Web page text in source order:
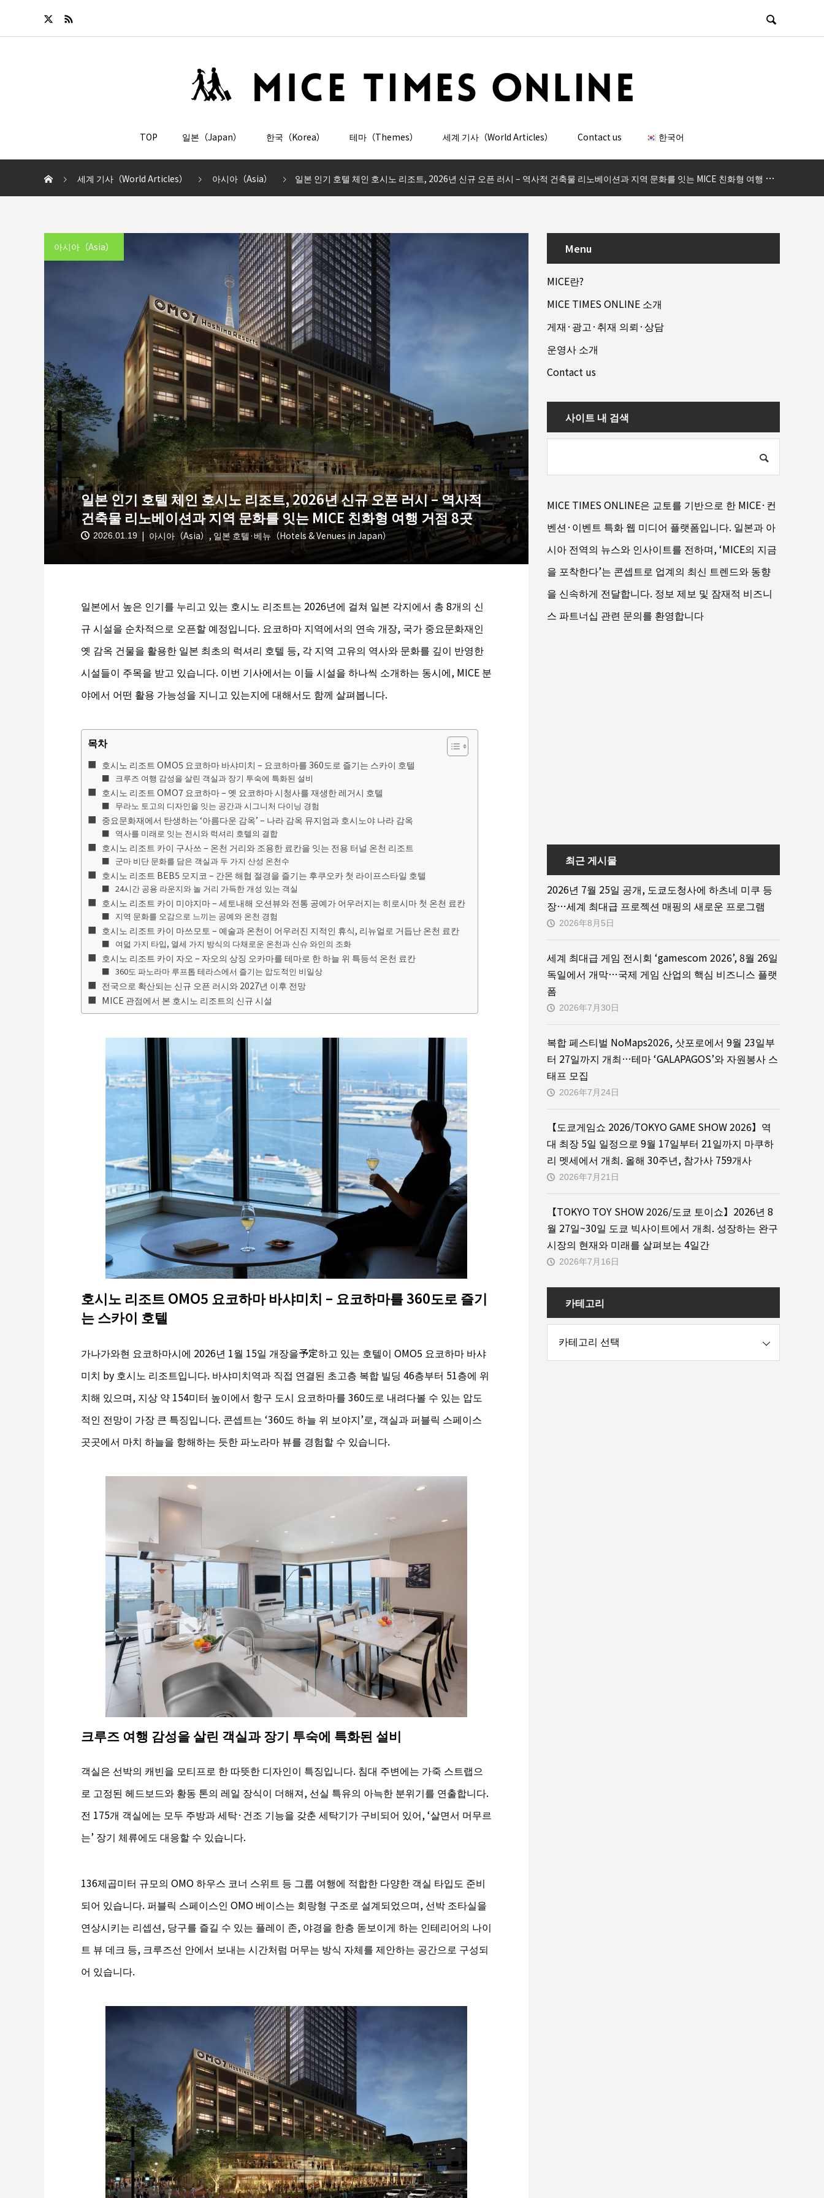

TOP 일본（Japan） 한국（Korea） 테마（Themes） 세계 기사（World Articles） Contact us 한국어
세계 기사（World Articles） 아시아（Asia） 일본 인기 호텔 체인 호시노 리조트, 2026년 신규 오픈 러시 – 역사적 건축물 리노베이션과 지역 문화를 잇는 MICE 친화형 여행 거점 8곳
아시아（Asia）
일본 인기 호텔 체인 호시노 리조트, 2026년 신규 오픈 러시 – 역사적
건축물 리노베이션과 지역 문화를 잇는 MICE 친화형 여행 거점 8곳
2026.01.19 아시아（Asia） , 일본 호텔·베뉴（Hotels & Venues in Japan）
일본에서 높은 인기를 누리고 있는 호시노 리조트는 2026년에 걸쳐 일본 각지에서 총 8개의 신
규 시설을 순차적으로 오픈할 예정입니다. 요코하마 지역에서의 연속 개장, 국가 중요문화재인
옛 감옥 건물을 활용한 일본 최초의 럭셔리 호텔 등, 각 지역 고유의 역사와 문화를 깊이 반영한
시설들이 주목을 받고 있습니다. 이번 기사에서는 이들 시설을 하나씩 소개하는 동시에, MICE 분
야에서 어떤 활용 가능성을 지니고 있는지에 대해서도 함께 살펴봅니다.
목차
호시노 리조트 OMO5 요코하마 바샤미치 – 요코하마를 360도로 즐기는 스카이 호텔
크루즈 여행 감성을 살린 객실과 장기 투숙에 특화된 설비
호시노 리조트 OMO7 요코하마 – 옛 요코하마 시청사를 재생한 레거시 호텔
무라노 토고의 디자인을 잇는 공간과 시그니처 다이닝 경험
중요문화재에서 탄생하는 ‘아름다운 감옥’ – 나라 감옥 뮤지엄과 호시노야 나라 감옥
역사를 미래로 잇는 전시와 럭셔리 호텔의 결합
호시노 리조트 카이 구사쓰 – 온천 거리와 조용한 료칸을 잇는 전용 터널 온천 리조트
군마 비단 문화를 담은 객실과 두 가지 산성 온천수
호시노 리조트 BEB5 모지코 – 간몬 해협 절경을 즐기는 후쿠오카 첫 라이프스타일 호텔
24시간 공용 라운지와 놀 거리 가득한 개성 있는 객실
호시노 리조트 카이 미야지마 – 세토내해 오션뷰와 전통 공예가 어우러지는 히로시마 첫 온천 료칸
지역 문화를 오감으로 느끼는 공예와 온천 경험
호시노 리조트 카이 마쓰모토 – 예술과 온천이 어우러진 지적인 휴식, 리뉴얼로 거듭난 온천 료칸
여덟 가지 타입, 열세 가지 방식의 다채로운 온천과 신슈 와인의 조화
호시노 리조트 카이 자오 – 자오의 상징 오카마를 테마로 한 하늘 위 특등석 온천 료칸
360도 파노라마 루프톱 테라스에서 즐기는 압도적인 비일상
전국으로 확산되는 신규 오픈 러시와 2027년 이후 전망
MICE 관점에서 본 호시노 리조트의 신규 시설
호시노 리조트 OMO5 요코하마 바샤미치 – 요코하마를 360도로 즐기
는 스카이 호텔
가나가와현 요코하마시에 2026년 1월 15일 개장을予定하고 있는 호텔이 OMO5 요코하마 바샤
미치 by 호시노 리조트입니다. 바샤미치역과 직접 연결된 초고층 복합 빌딩 46층부터 51층에 위
치해 있으며, 지상 약 154미터 높이에서 항구 도시 요코하마를 360도로 내려다볼 수 있는 압도
적인 전망이 가장 큰 특징입니다. 콘셉트는 ‘360도 하늘 위 보야지’로, 객실과 퍼블릭 스페이스
곳곳에서 마치 하늘을 항해하는 듯한 파노라마 뷰를 경험할 수 있습니다.
크루즈 여행 감성을 살린 객실과 장기 투숙에 특화된 설비
객실은 선박의 캐빈을 모티프로 한 따뜻한 디자인이 특징입니다. 침대 주변에는 가죽 스트랩으
로 고정된 헤드보드와 황동 톤의 레일 장식이 더해져, 선실 특유의 아늑한 분위기를 연출합니다.
전 175개 객실에는 모두 주방과 세탁·건조 기능을 갖춘 세탁기가 구비되어 있어, ‘살면서 머무르
는’ 장기 체류에도 대응할 수 있습니다.
136제곱미터 규모의 OMO 하우스 코너 스위트 등 그룹 여행에 적합한 다양한 객실 타입도 준비
되어 있습니다. 퍼블릭 스페이스인 OMO 베이스는 회랑형 구조로 설계되었으며, 선박 조타실을
연상시키는 리셉션, 당구를 즐길 수 있는 플레이 존, 야경을 한층 돋보이게 하는 인테리어의 나이
트 뷰 데크 등, 크루즈선 안에서 보내는 시간처럼 머무는 방식 자체를 제안하는 공간으로 구성되
어 있습니다.
Menu
MICE란?
MICE TIMES ONLINE 소개
게재·광고·취재 의뢰·상담
운영사 소개
Contact us
사이트 내 검색
MICE TIMES ONLINE은 교토를 기반으로 한 MICE·컨
벤션·이벤트 특화 웹 미디어 플랫폼입니다. 일본과 아
시아 전역의 뉴스와 인사이트를 전하며, ‘MICE의 지금
을 포착한다’는 콘셉트로 업계의 최신 트렌드와 동향
을 신속하게 전달합니다. 정보 제보 및 잠재적 비즈니
스 파트너십 관련 문의를 환영합니다
최근 게시물
2026년 7월 25일 공개, 도쿄도청사에 하츠네 미쿠 등
장…세계 최대급 프로젝션 매핑의 새로운 프로그램
2026年8月5日
세계 최대급 게임 전시회 ‘gamescom 2026’, 8월 26일
독일에서 개막…국제 게임 산업의 핵심 비즈니스 플랫
폼
2026年7月30日
복합 페스티벌 NoMaps2026, 삿포로에서 9월 23일부
터 27일까지 개최…테마 ‘GALAPAGOS’와 자원봉사 스
태프 모집
2026年7月24日
【도쿄게임쇼 2026/TOKYO GAME SHOW 2026】역
대 최장 5일 일정으로 9월 17일부터 21일까지 마쿠하
리 멧세에서 개최. 올해 30주년, 참가사 759개사
2026年7月21日
【TOKYO TOY SHOW 2026/도쿄 토이쇼】2026년 8
월 27일~30일 도쿄 빅사이트에서 개최. 성장하는 완구
시장의 현재와 미래를 살펴보는 4일간
2026年7月16日
카테고리